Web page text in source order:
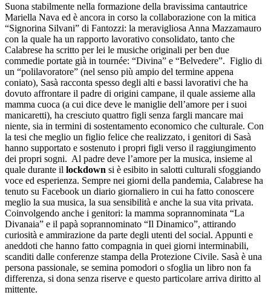
Suona stabilmente nella formazione della bravissima cantautrice
Mariella Nava ed è ancora in corso la collaborazione con la mitica
“Signorina Silvani” di Fantozzi: la meravigliosa Anna Mazzamauro
con la quale ha un rapporto lavorativo consolidato, tanto che
Calabrese ha scritto per lei le musiche originali per ben due
commedie portate già in tournée: “Divina” e “Belvedere”. Figlio di
un “polilavoratore” (nel senso più ampio del termine appena
coniato), Sasà racconta spesso degli alti e bassi lavorativi che ha
dovuto affrontare il padre di origini campane, il quale assieme alla
mamma cuoca (a cui dice deve le maniglie dell’amore per i suoi
manicaretti), ha cresciuto quattro figli senza fargli mancare mai
niente, sia in termini di sostentamento economico che culturale. Con
la tesi che meglio un figlio felice che realizzato, i genitori di Sasà
hanno supportato e sostenuto i propri figli verso il raggiungimento
dei propri sogni. Al padre deve l’amore per la musica, insieme al
quale durante il lockdown si è esibito in salotti culturali sfoggiando
voce ed esperienza. Sempre nei giorni della pandemia, Calabrese ha
tenuto su Facebook un diario giornaliero in cui ha fatto conoscere
meglio la sua musica, la sua sensibilità e anche la sua vita privata.
Coinvolgendo anche i genitori: la mamma soprannominata “La
Divanaia” e il papà soprannominato “Il Dinamico”, attirando
curiosità e ammirazione da parte degli utenti del social. Appunti e
aneddoti che hanno fatto compagnia in quei giorni interminabili,
scanditi dalle conferenze stampa della Protezione Civile. Sasà è una
persona passionale, se semina pomodori o sfoglia un libro non fa
differenza, si dona senza riserve e questo particolare arriva diritto al
mittente.